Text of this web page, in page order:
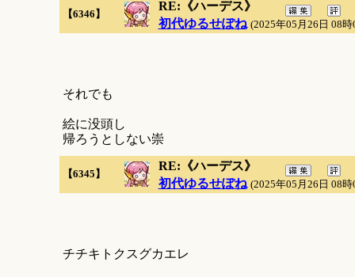
【6346】
RE:《ハーデス》
初代ゆるせぽね (2025年05月26日 08時
それでも
絵に没頭し
帰ろうとしない崇
【6345】
RE:《ハーデス》
初代ゆるせぽね (2025年05月26日 08時
チチキトクスグカエレ